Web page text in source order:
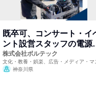
既卒可、コンサート・イ
ント設営スタッフの電源
門
株式会社ボルテック
文化・教養・娯楽、広告・メディア・マ
ミ、電力・ガス・水道・エネルギー
神奈川県